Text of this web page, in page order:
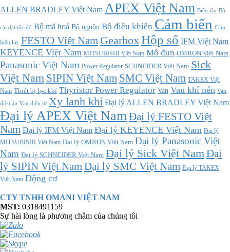
ALLEN BRADLEY Việt Nam APEX Việt Nam Biến tần Bộ
cài đặt tốc độ Bộ mã hoá Bộ nguồn Bộ điều khiển Cảm biến Cảm
biến lực FESTO Việt Nam GearboxHộp số IFM Việt Nam
KEYENCE Việt Nam MITSUBISHI Việt Nam Mô đun OMRON Việt Nam
Panasonic Việt Nam Power Regulator SCHNEIDER Việt Nam Sick
Việt Nam SIPIN Việt Nam SMC Việt Nam TAKEX Việt
Nam Thiết bị lọc khí Thyristor Power Regulator Van Van khí nén Van
điều áp Van điện từ Xy lanh khí Đại lý ALLEN BRADLEY Việt Nam
Đại lý APEX Việt NamĐại lý FESTO Việt
Nam Đại lý IFM Việt Nam Đại lý KEYENCE Việt Nam Đại lý
MITSUBISHI Việt Nam Đại lý OMRON Việt Nam Đại lý Panasonic Việt
Nam Đại lý SCHNEIDER Việt Nam Đại lý Sick Việt NamĐại
lý SIPIN Việt Nam Đại lý SMC Việt Nam Đại lý TAKEX
Việt Nam Động cơ
CTY TNHH OMANI VIỆT NAM
MST: 0318491159
Sự hài lòng là phương châm của chúng tôi